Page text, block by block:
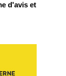
d'avis et